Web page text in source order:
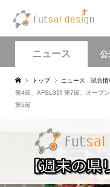
ニュース 公
トップ ニュース 試合情
第4節、AFSL3部 第7節、オープ
第5節